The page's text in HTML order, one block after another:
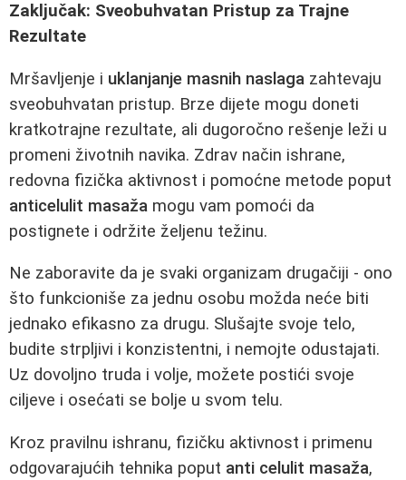
Zaključak: Sveobuhvatan Pristup za Trajne
Rezultate
Mršavljenje i uklanjanje masnih naslaga zahtevaju
sveobuhvatan pristup. Brze dijete mogu doneti
kratkotrajne rezultate, ali dugoročno rešenje leži u
promeni životnih navika. Zdrav način ishrane,
redovna fizička aktivnost i pomoćne metode poput
anticelulit masaža mogu vam pomoći da
postignete i održite željenu težinu.
Ne zaboravite da je svaki organizam drugačiji - ono
što funkcioniše za jednu osobu možda neće biti
jednako efikasno za drugu. Slušajte svoje telo,
budite strpljivi i konzistentni, i nemojte odustajati.
Uz dovoljno truda i volje, možete postići svoje
ciljeve i osećati se bolje u svom telu.
Kroz pravilnu ishranu, fizičku aktivnost i primenu
odgovarajućih tehnika poput anti celulit masaža,